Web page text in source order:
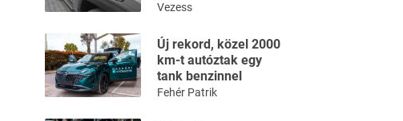
Vezess
Új rekord, közel 2000
km-t autóztak egy
tank benzinnel
Fehér Patrik